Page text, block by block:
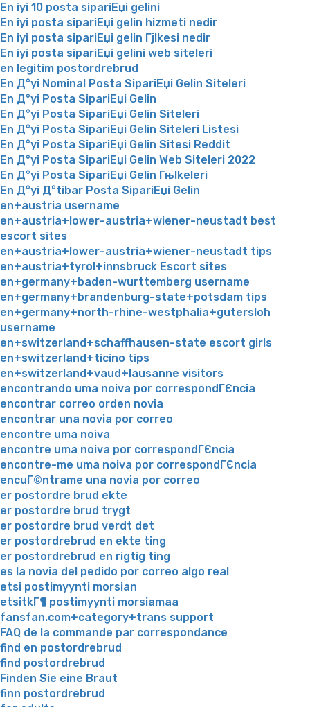
En iyi 10 posta sipariЕџi gelini
En iyi posta sipariЕџi gelin hizmeti nedir
En iyi posta sipariЕџi gelin Гјlkesi nedir
En iyi posta sipariЕџi gelini web siteleri
en legitim postordrebrud
En Д°yi Nominal Posta SipariЕџi Gelin Siteleri
En Д°yi Posta SipariЕџi Gelin
En Д°yi Posta SipariЕџi Gelin Siteleri
En Д°yi Posta SipariЕџi Gelin Siteleri Listesi
En Д°yi Posta SipariЕџi Gelin Sitesi Reddit
En Д°yi Posta SipariЕџi Gelin Web Siteleri 2022
En Д°yi Posta SipariЕџi Gelin Гњlkeleri
En Д°yi Д°tibar Posta SipariЕџi Gelin
en+austria username
en+austria+lower-austria+wiener-neustadt best
escort sites
en+austria+lower-austria+wiener-neustadt tips
en+austria+tyrol+innsbruck Escort sites
en+germany+baden-wurttemberg username
en+germany+brandenburg-state+potsdam tips
en+germany+north-rhine-westphalia+gutersloh
username
en+switzerland+schaffhausen-state escort girls
en+switzerland+ticino tips
en+switzerland+vaud+lausanne visitors
encontrando uma noiva por correspondГЄncia
encontrar correo orden novia
encontrar una novia por correo
encontre uma noiva
encontre uma noiva por correspondГЄncia
encontre-me uma noiva por correspondГЄncia
encuГ©ntrame una novia por correo
er postordre brud ekte
er postordre brud trygt
er postordre brud verdt det
er postordrebrud en ekte ting
er postordrebrud en rigtig ting
es la novia del pedido por correo algo real
etsi postimyynti morsian
etsitkГ¶ postimyynti morsiamaa
fansfan.com+category+trans support
FAQ de la commande par correspondance
find en postordrebrud
find postordrebrud
Finden Sie eine Braut
finn postordrebrud